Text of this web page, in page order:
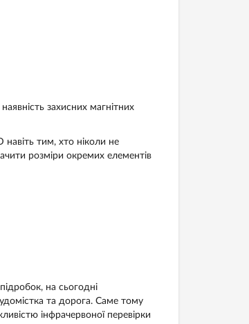
захисних магнітних
тим, хто ніколи не
розміри окремих елементів
на сьогодні
та дорога. Саме тому
інфрачервоної перевірки